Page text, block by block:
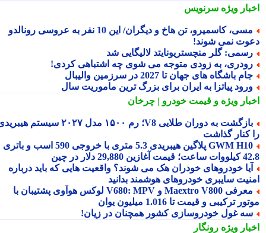
ویژهسرنویس
مسی، کاسمیرو، تن هاخ و دیگران/ این 10 نفر به عروسی رونالدو
نمی شوند!
گلر منچستریونایتد لالیگایی شد
به زودی متوجه می شوی چه اشتباهی کردی!
باشگاه های جهان تا 2027 در سرزمین والیبال
پیاتزا به ایران برای بزرگ ترین ماموریت سال
ویژهو قیمت خودرو | چرخان
بازگشت به دوران طلایی V8؛ رم ۱۵۰۰ مدل ۲۰۲۷ سیستم هیبریدی
کنار گذاشت
GWM H10 پلاگین هیبریدی 5.3 متری با خروجی 590 اسب و باتری
29,880 دلار در چین
خودروهای خودران هک می شوند؟ واقعیت هایی که باید درباره
سایبری خودروهای هوشمند بدانید
معرفی Maextro V800 و V680: MPV لوکس هوآوی پشتیبان با
ترکیبی و قیمت تا 1.016 میلیون یوان
غول خودروسازی کشور همچنان در زیان!
ویژهرونگار